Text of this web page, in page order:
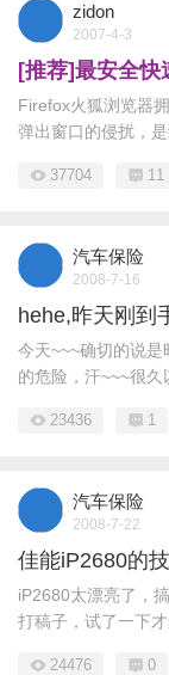
zidon
2007-4-3
[推荐]最安全
Firefox火狐浏览器
弹出窗口的侵扰，是
37704 11
汽车保险
2008-7-16
hehe,昨天刚到
今天~~~确切的说
的危险，汗~~~很久
23436 1
汽车保险
2008-7-22
佳能iP2680的
iP2680太漂亮了，
打稿子，试了一下才
24476 0